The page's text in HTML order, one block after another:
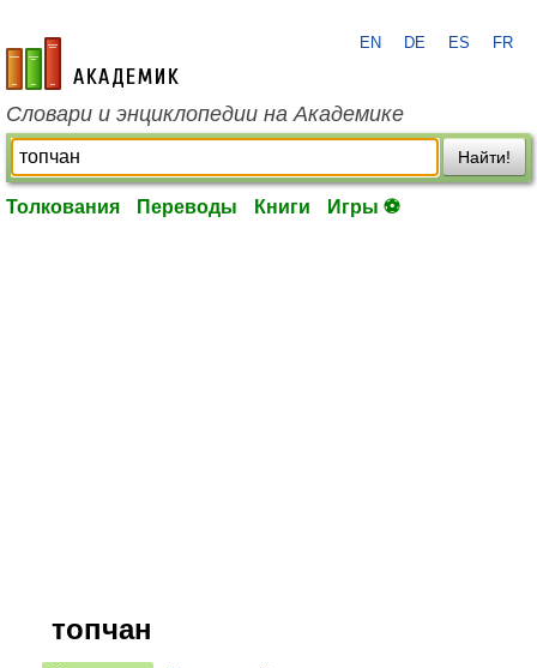
academic.ru
EN DE ES FR
Словари и энциклопедии на Академике
Найти!
Толкования Переводы Книги Игры ⚽
топчан